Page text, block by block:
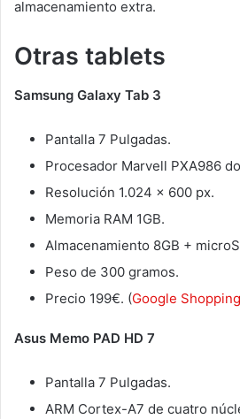
almacenamiento extra.
Otras tablets
Samsung Galaxy Tab 3
Pantalla 7 Pulgadas.
Procesador Marvell PXA986
Resolución 1.024 x 600 px.
Memoria RAM 1GB.
Almacenamiento 8GB +
Peso de 300 gramos.
Precio 199€. (Google Shopping
Asus Memo PAD HD 7
Pantalla 7 Pulgadas.
ARM Cortex-A7 de cuatro